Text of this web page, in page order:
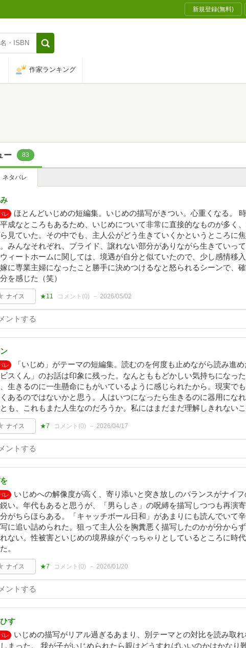
新規登録(無料)
作家ランキング
ー 83
ネタバレ
レ
ほとんどいじめの短編集。いじめの描写がきつい。心重くなる。
成なところもあるため、いじめについて非常に直接的なものが多く
見ていた。その中でも、主人公がどう生きていくかというところに
みんなそれぞれ、プライド、譲れない部分がありながら生きていっ
ィートホームに関しては、境遇が自分と似ていたので、少し感情移
に専業主婦になったこと勝手に決めつけるなと怒られるシーンで、
を感じた（笑）
ナイス ★11 コメント(0) 2026/05/02
レ
「いじめ」がテーマの短編集。読むのを何度も止めながら読み進
ビスくん」のお話は印象に残った。なんとももどかしい気持ちになっ
生きるのに一生懸命にもがいているように感じられたから。現実で
あるのではないかと思う。人はいつになったら生きるのに器用になれ
も、これもまた人生なのだろうか。私にはまだまだ理解しきれないこ
ナイス ★7 コメント(0) 2026/04/17
レ
いじめへの解像度が高く、寄り添いと突き放しのバランスがナイフ
い。年代もあると思うが、「男らしさ」の呪縛を描写しつつも再演
がちらほらある。「キャッチボール日和」があまりにも読んでいて
に追い詰められた。狙って主人公を胸糞悪く描写したのかが分から
ない。性被害といじめの境界線がぐっちゃりとしているところに時
。
ナイス ★7 コメント(0) 2026/01/20
す
レ
いじめの描写がリアル過ぎるあまり、別テーマとの対比を読み取
まった。 我が子がいじめられたら親はどうすればいいのかはかなり